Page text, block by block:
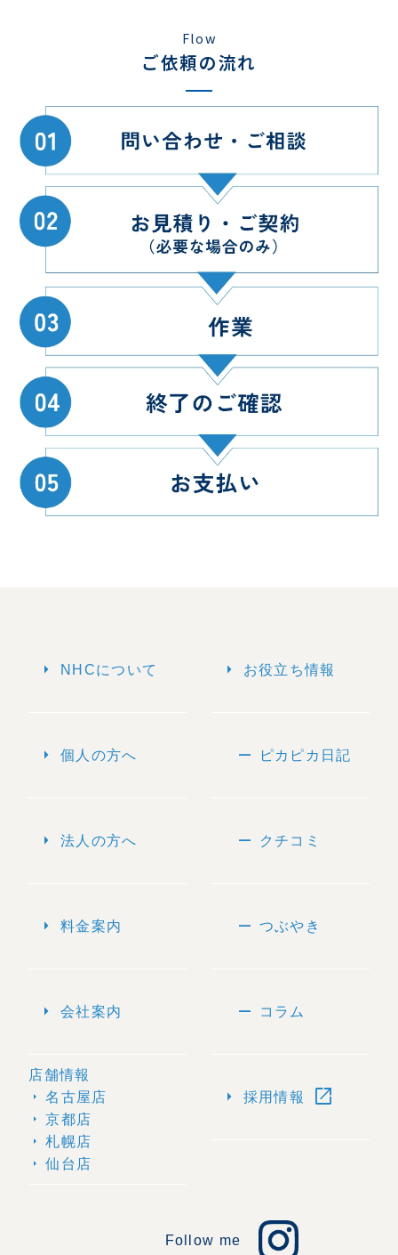
Flow
ご依頼の流れ
arrow_right NHCについて
arrow_right 個人の方へ
arrow_right 法人の方へ
arrow_right 料金案内
arrow_right 会社案内
店舗情報
arrow_right 名古屋店
arrow_right 京都店
arrow_right 札幌店
arrow_right 仙台店
arrow_right お役立ち情報
remove ピカピカ日記
remove クチコミ
remove つぶやき
remove コラム
arrow_right 採用情報 open_in_new
Follow me